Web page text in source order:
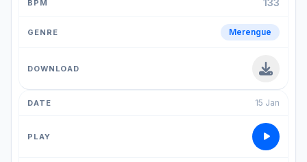
133
Merengue
15 Jan